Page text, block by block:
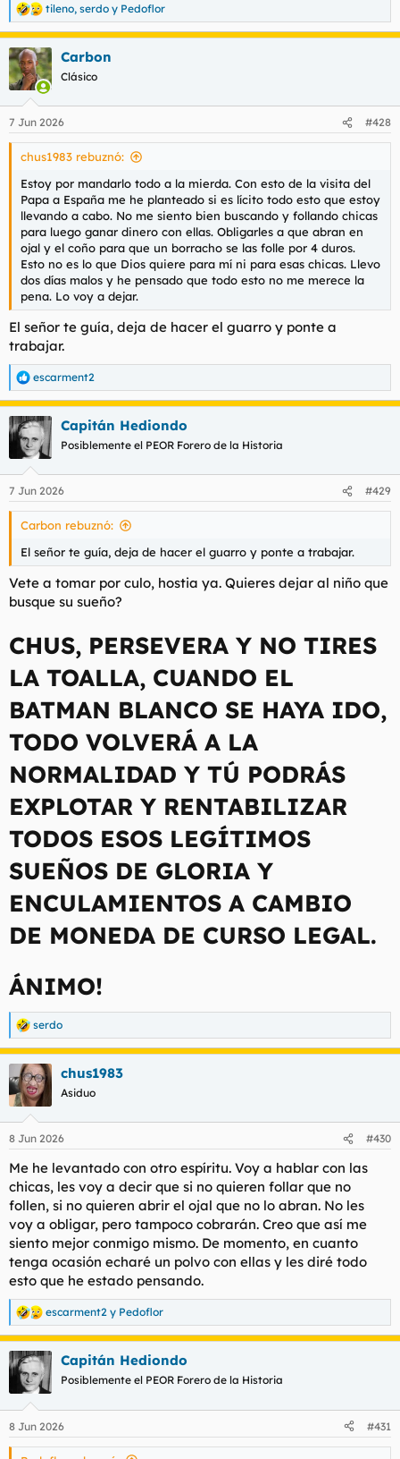
R
e
a
c
c
i
e
s
tileno, serdo y Pedoflor
Carbon
Clásico
7 Jun 2026 #428
chus1983 rebuznó:
Estoy por mandarlo todo a la mierda. Con esto de la visita del
Papa a España me he planteado si es lícito todo esto que estoy
llevando a cabo. No me siento bien buscando y follando chicas
para luego ganar dinero con ellas. Obligarles a que abran en
ojal y el coño para que un borracho se las folle por 4 duros.
Esto no es lo que Dios quiere para mí ni para esas chicas. Llevo
dos días malos y he pensado que todo esto no me merece la
pena. Lo voy a dejar.
El señor te guía, deja de hacer el guarro y ponte a
trabajar.
R
e
a
c
c
e
s
escarment2
Capitán Hediondo
Posiblemente el PEOR Forero de la Historia
7 Jun 2026 #429
Carbon rebuznó:
El señor te guía, deja de hacer el guarro y ponte a trabajar.
Vete a tomar por culo, hostia ya. Quieres dejar al niño que
busque su sueño?
CHUS, PERSEVERA Y NO TIRES
LA TOALLA, CUANDO EL
BATMAN BLANCO SE HAYA IDO,
TODO VOLVERÁ A LA
NORMALIDAD Y TÚ PODRÁS
EXPLOTAR Y RENTABILIZAR
TODOS ESOS LEGÍTIMOS
SUEÑOS DE GLORIA Y
ENCULAMIENTOS A CAMBIO
DE MONEDA DE CURSO LEGAL.
ÁNIMO!
R
e
a
c
c
i
e
:
serdo
chus1983
Asiduo
8 Jun 2026 #430
Me he levantado con otro espíritu. Voy a hablar con las
chicas, les voy a decir que si no quieren follar que no
follen, si no quieren abrir el ojal que no lo abran. No les
voy a obligar, pero tampoco cobrarán. Creo que así me
siento mejor conmigo mismo. De momento, en cuanto
tenga ocasión echaré un polvo con ellas y les diré todo
esto que he estado pensando.
R
e
a
c
c
e
s
escarment2 y Pedoflor
Capitán Hediondo
Posiblemente el PEOR Forero de la Historia
8 Jun 2026 #431